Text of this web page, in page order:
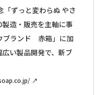
「ずっと変わらぬ やさ
造・販売を主軸に事
ブランド 赤箱」に加
い製品開発で、新ブ
↗︎